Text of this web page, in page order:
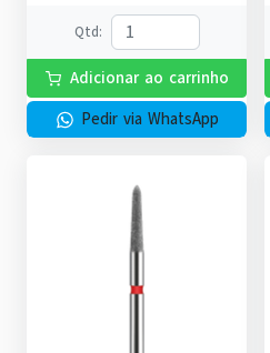
Qtd:
Adicionar ao carrinho
Pedir via WhatsApp